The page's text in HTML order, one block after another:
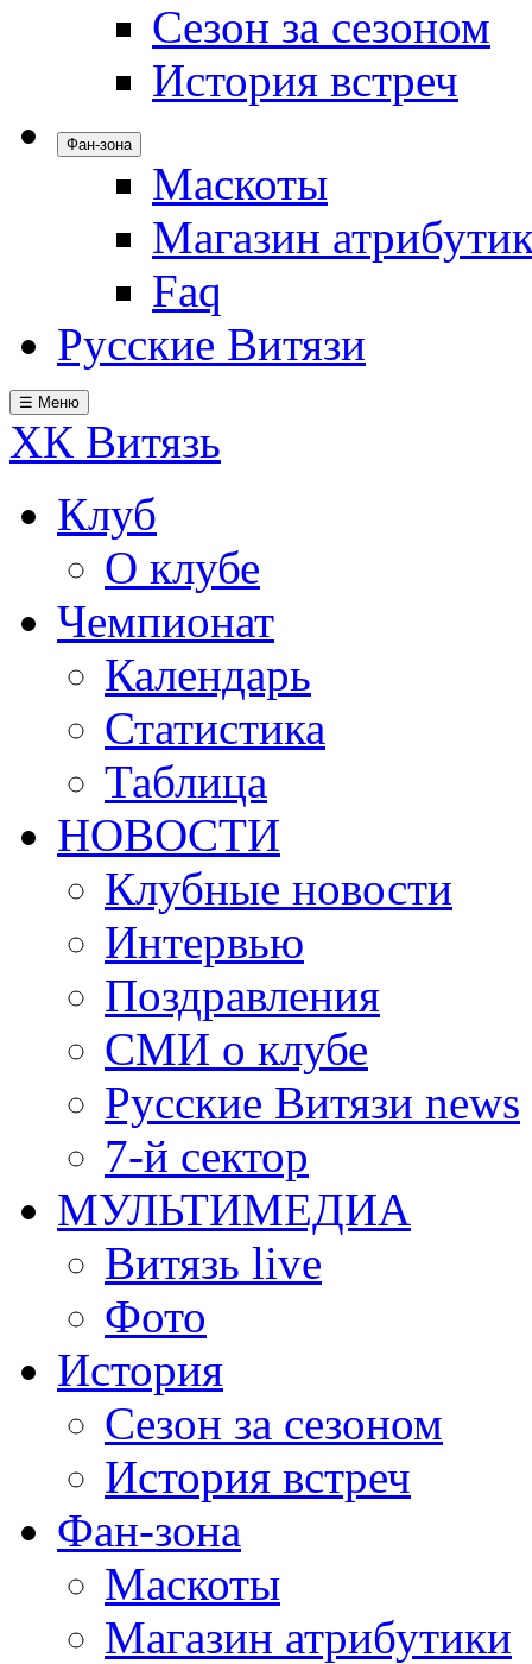
Сезон за сезоном
История встреч
Фан-зона
Маскоты
Магазин
Faq
Русские Витязи
☰ Меню
ХК Витязь
Клуб
О клубе
Чемпионат
Календарь
Статистика
Таблица
НОВОСТИ
Клубные новости
Интервью
Поздравления
СМИ о клубе
Русские Витязи news
7-й сектор
МУЛЬТИМЕДИА
Витязь live
Фото
История
Сезон за сезоном
История встреч
Фан-зона
Маскоты
Магазин атрибутики